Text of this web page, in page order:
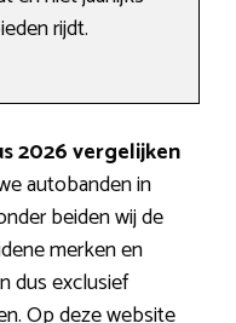
rijdt.
2026 vergelijken
autobanden in
beiden wij de
merken en
dus exclusief